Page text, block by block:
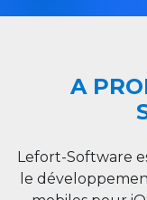
A
Lefort-Software
le